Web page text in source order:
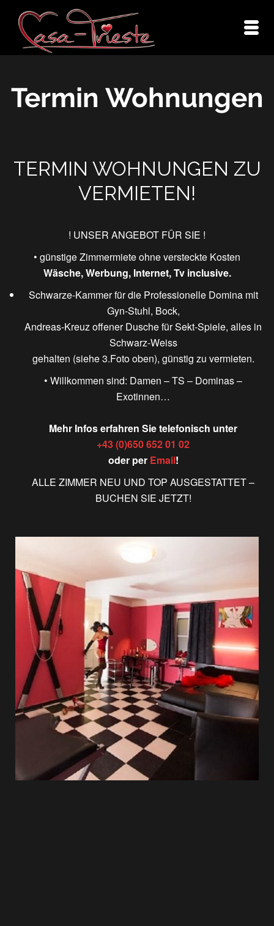
Termin Wohnungen
TERMIN WOHNUNGEN ZU
VERMIETEN!
! UNSER ANGEBOT FÜR SIE !
• günstige Zimmermiete ohne versteckte Kosten
Wäsche, Werbung, Internet, Tv inclusive.
Schwarze-Kammer für die Professionelle Domina mit
Gyn-Stuhl, Bock,
Andreas-Kreuz offener Dusche für Sekt-Spiele, alles in
Schwarz-Weiss
gehalten (siehe 3.Foto oben), günstig zu vermieten.
• Willkommen sind: Damen – TS – Dominas –
Exotinnen…
Mehr Infos erfahren Sie telefonisch unter
+43 (0)650 652 01 02
oder per Email!
ALLE ZIMMER NEU UND TOP AUSGESTATTET –
BUCHEN SIE JETZT!